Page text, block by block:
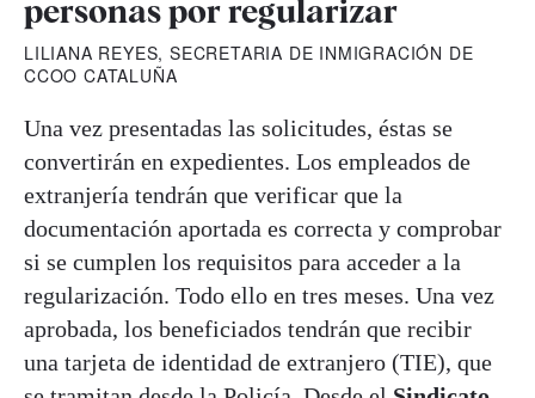
personas por regularizar
LILIANA REYES, SECRETARIA DE INMIGRACIÓN DE
CCOO CATALUÑA
Una vez presentadas las solicitudes, éstas se
convertirán en expedientes. Los empleados de
extranjería tendrán que verificar que la
documentación aportada es correcta y comprobar
si se cumplen los requisitos para acceder a la
regularización. Todo ello en tres meses. Una vez
aprobada, los beneficiados tendrán que recibir
una tarjeta de identidad de extranjero (TIE), que